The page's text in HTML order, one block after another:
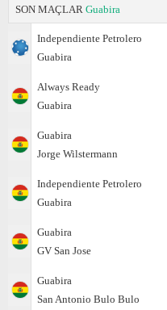
SON MAÇLAR Guabirа
Independiente Petrolero
Guabirа
Always Ready
Guabirа
Guabirа
Jorge Wilstermann
Independiente Petrolero
Guabirа
Guabirа
GV San Jose
Guabirа
San Antonio Bulo Bulo